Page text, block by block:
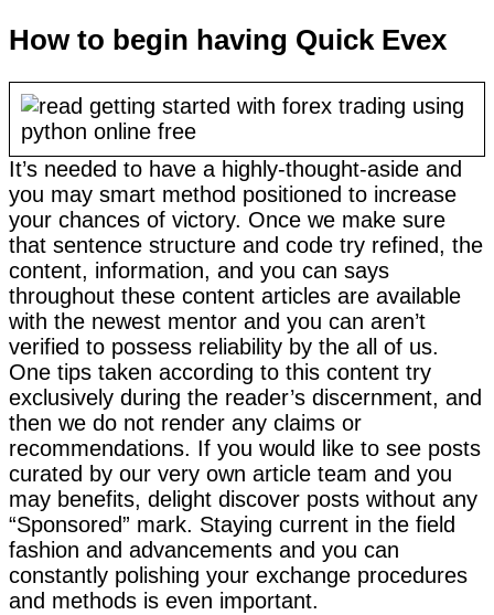
How to begin having Quick Evex
It’s needed to have a highly-thought-aside and
you may smart method positioned to increase
your chances of victory. Once we make sure
that sentence structure and code try refined, the
content, information, and you can says
throughout these content articles are available
with the newest mentor and you can aren’t
verified to possess reliability by the all of us.
One tips taken according to this content try
exclusively during the reader’s discernment, and
then we do not render any claims or
recommendations. If you would like to see posts
curated by our very own article team and you
may benefits, delight discover posts without any
“Sponsored” mark. Staying current in the field
fashion and advancements and you can
constantly polishing your exchange procedures
and methods is even important.